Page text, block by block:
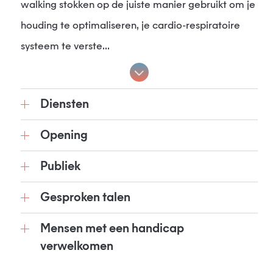
walking stokken op de juiste manier gebruikt om je
houding te optimaliseren, je cardio-respiratoire
systeem te verste...
Diensten
Opening
Publiek
Gesproken talen
Mensen met een handicap
verwelkomen